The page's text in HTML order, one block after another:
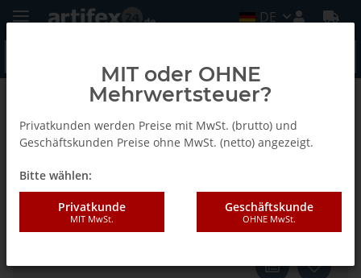
DE
Zurück zur Liste Sonstiges Zubehör
Lamello Torx Schlüssel T 10
Schaft 3mm
MIT oder OHNE
Mehrwertsteuer?
Privatkunden werden Preise mit MwSt. (brutto) und
Geschäftskunden Preise ohne MwSt. (netto) angezeigt.
Bitte wählen:
Privatkunde
MIT MwSt.
Geschäftskunde
OHNE MwSt.